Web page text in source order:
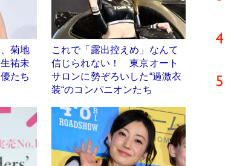
菊地
祐未
たち
これで「露出控えめ」なんて
信じられない！ 東京オート
サロンに勢ぞろいした“過激衣
装“のコンパニオンたち